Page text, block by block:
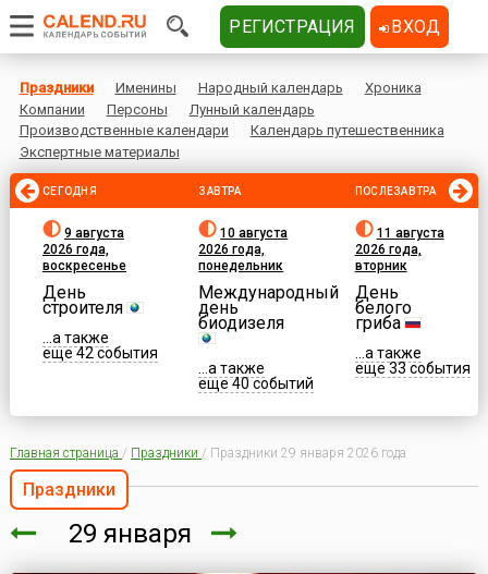
Праздники Именины Народный календарь
Хроника
Компании
Персоны
Лунный календарь
Производственные календари
Календарь путешественника
Экспертные материалы
СЕГОДНЯ
9 августа
2026 года,
воскресенье
День
строителя
...а также
еще 42 события
ЗАВТРА
10 августа
2026 года,
понедельник
Международный
день
биодизеля
...а также
еще 40 событий
ПОСЛЕЗАВТРА
11 августа
2026 года,
вторник
День
белого
гриба
...а также
еще 33 события
Главная страница / Праздники / Праздники 29 января 2026 года
Праздники
29 января
РЕГИСТРАЦИЯ ВХОД